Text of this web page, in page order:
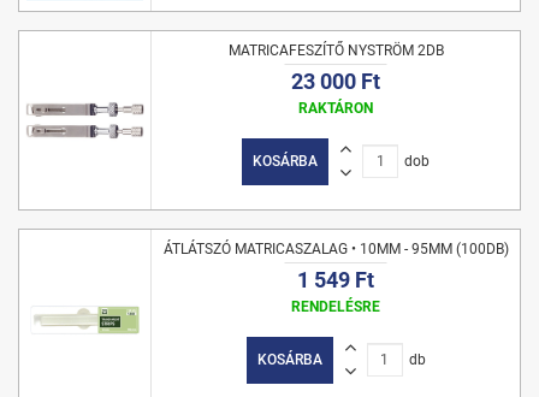
MATRICAFESZÍTŐ NYSTRÖM 2DB
23 000 Ft
RAKTÁRON
KOSÁRBA dob
ÁTLÁTSZÓ MATRICASZALAG • 10MM - 95MM (100DB)
1 549 Ft
RENDELÉSRE
KOSÁRBA db